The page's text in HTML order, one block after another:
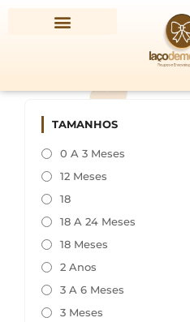
TAMANHOS
0 A 3 Meses
12 Meses
18
18 A 24 Meses
18 Meses
2 Anos
3 A 6 Meses
3 Meses